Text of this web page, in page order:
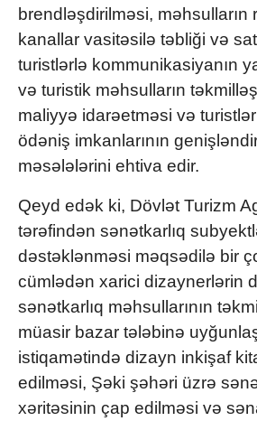
brendləşdirilməsi, məhsulların
kanallar vasitəsilə təbliği və
turistlərlə kommunikasiyanın
və turistik məhsulların
maliyyə idarəetməsi və
ödəniş imkanlarının
məsələlərini ehtiva edir.
Qeyd edək ki, Dövlət Turizm
tərəfindən sənətkarlıq
dəstəklənməsi məqsədilə bir
cümlədən xarici dizaynerlərin
sənətkarlıq məhsullarının
müasir bazar tələbinə
istiqamətində dizayn inkişaf
edilməsi, Şəki şəhəri üzrə
xəritəsinin çap edilməsi və